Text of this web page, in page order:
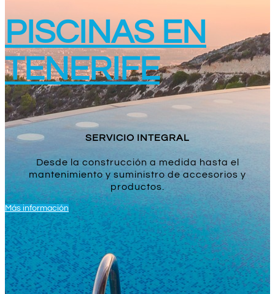
PISCINAS EN
TENERIFE
SERVICIO INTEGRAL
Desde la construcción a medida hasta el
mantenimiento y suministro de accesorios y
productos.
Más información